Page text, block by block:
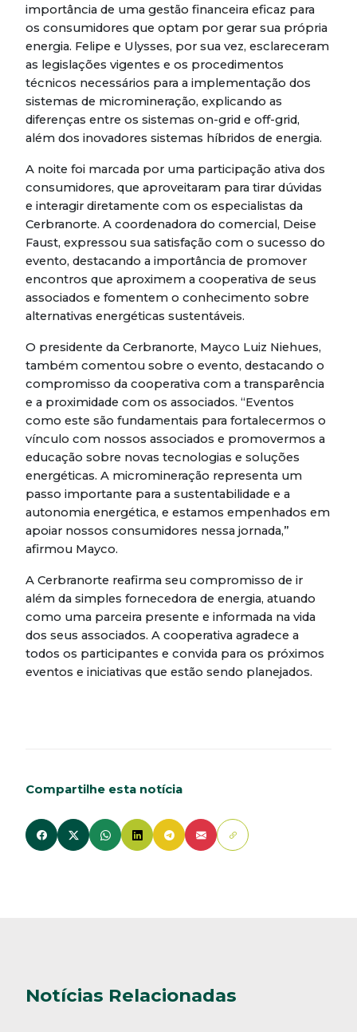
importância de uma gestão financeira eficaz para
os consumidores que optam por gerar sua própria
energia. Felipe e Ulysses, por sua vez, esclareceram
as legislações vigentes e os procedimentos
técnicos necessários para a implementação dos
sistemas de micromineração, explicando as
diferenças entre os sistemas on-grid e off-grid,
além dos inovadores sistemas híbridos de energia.
A noite foi marcada por uma participação ativa dos
consumidores, que aproveitaram para tirar dúvidas
e interagir diretamente com os especialistas da
Cerbranorte. A coordenadora do comercial, Deise
Faust, expressou sua satisfação com o sucesso do
evento, destacando a importância de promover
encontros que aproximem a cooperativa de seus
associados e fomentem o conhecimento sobre
alternativas energéticas sustentáveis.
O presidente da Cerbranorte, Mayco Luiz Niehues,
também comentou sobre o evento, destacando o
compromisso da cooperativa com a transparência
e a proximidade com os associados. “Eventos
como este são fundamentais para fortalecermos o
vínculo com nossos associados e promovermos a
educação sobre novas tecnologias e soluções
energéticas. A micromineração representa um
passo importante para a sustentabilidade e a
autonomia energética, e estamos empenhados em
apoiar nossos consumidores nessa jornada,”
afirmou Mayco.
A Cerbranorte reafirma seu compromisso de ir
além da simples fornecedora de energia, atuando
como uma parceira presente e informada na vida
dos seus associados. A cooperativa agradece a
todos os participantes e convida para os próximos
eventos e iniciativas que estão sendo planejados.
Compartilhe esta notícia
Notícias Relacionadas